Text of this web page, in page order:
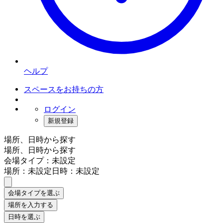
ヘルプ
スペースをお持ちの方
ログイン
新規登録
場所、日時から探す
場所、日時から探す
会場タイプ：未設定
場所：未設定日時：未設定
会場タイプを選ぶ
場所を入力する
日時を選ぶ